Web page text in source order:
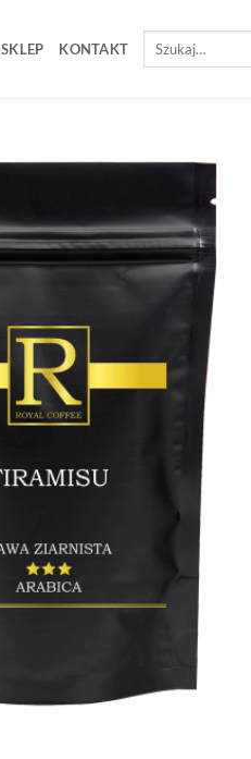
SKLEP KONTAKT
Szukaj: